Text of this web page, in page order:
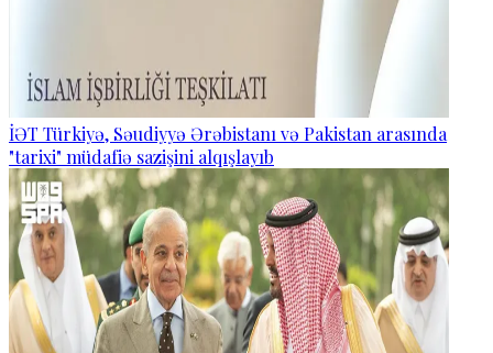
İƏT Türkiyə, Səudiyyə Ərəbistanı və Pakistan arasında
"tarixi" müdafiə sazişini alqışlayıb